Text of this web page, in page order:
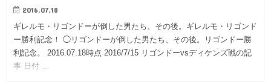
2016.07.18
ギレルモ・リゴンドーが倒した男たち、その後。ギレルモ・リゴンド
ー勝利記念！ ◯リゴンドーが倒した男たち、その後。リゴンドー勝
利記念。 2016.07.18時点 2016/7/15 リゴンドーvsディケンズ戦の記
事 日付 …